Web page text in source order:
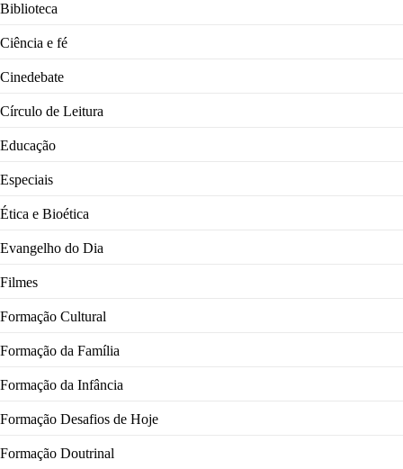
Biblioteca
Ciência e fé
Cinedebate
Círculo de Leitura
Educação
Especiais
Ética e Bioética
Evangelho do Dia
Filmes
Formação Cultural
Formação da Família
Formação da Infância
Formação Desafios de Hoje
Formação Doutrinal